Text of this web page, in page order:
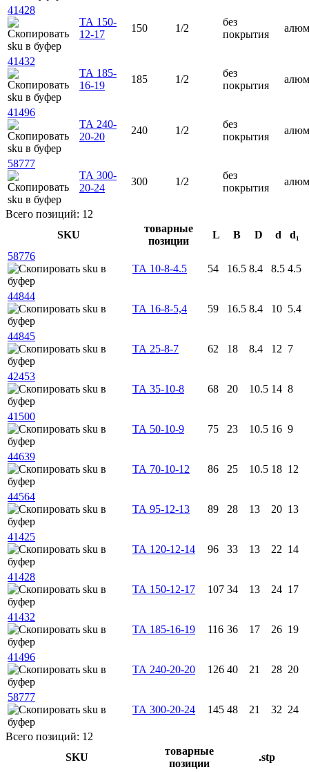
41428
ТА 150-
12-17
150 1/2
без
покрытия
41432
ТА 185-
16-19
185 1/2
без
покрытия
41496
ТА 240-
20-20
240 1/2
без
покрытия
58777
ТА 300-
20-24
300 1/2
без
покрытия
Всего позиций: 12
SKU
товарные
позиции
L B D d
d₁
58776
ТА 10-8-4.5
54 16.5 8.4 8.5 4.5
44844
ТА 16-8-5,4
59 16.5 8.4 10 5.4
44845
ТА 25-8-7
62 18 8.4 12 7
42453
ТА 35-10-8
68 20 10.5 14 8
41500
ТА 50-10-9
75 23 10.5 16 9
44639
ТА 70-10-12
86 25 10.5 18 12
44564
ТА 95-12-13
89 28 13 20 13
41425
ТА 120-12-14
96 33 13 22 14
41428
ТА 150-12-17
107 34 13 24 17
41432
ТА 185-16-19
116 36 17 26 19
41496
ТА 240-20-20
126 40 21 28 20
58777
ТА 300-20-24
145 48 21 32 24
Всего позиций: 12
SKU
товарные
позиции
.stp